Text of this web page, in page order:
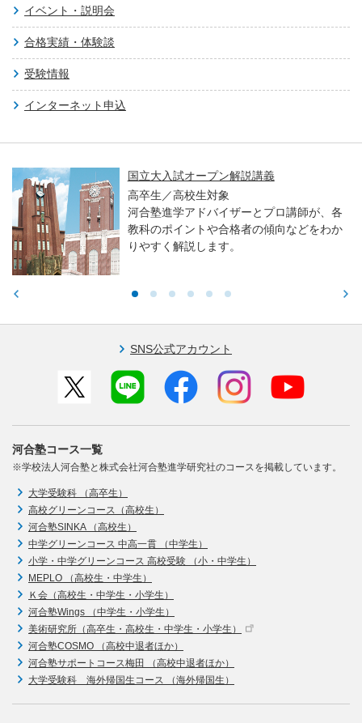
イベント・説明会
合格実績・体験談
受験情報
インターネット申込
国立大入試オープン解説講義
高卒生／高校生対象
河合塾進学アドバイザーとプロ講師が、各
教科のポイントや合格者の傾向などをわか
りやすく解説します。
SNS公式アカウント
河合塾コース一覧
※学校法人河合塾と株式会社河合塾進学研究社のコースを掲載しています。
大学受験科 （高卒生）
高校グリーンコース（高校生）
河合塾SINKA （高校生）
中学グリーンコース 中高一貫 （中学生）
小学・中学グリーンコース 高校受験 （小・中学生）
MEPLO （高校生・中学生）
Ｋ会（高校生・中学生・小学生）
河合塾Wings （中学生・小学生）
美術研究所（高卒生・高校生・中学生・小学生）
河合塾COSMO （高校中退者ほか）
河合塾サポートコース梅田 （高校中退者ほか）
大学受験科 海外帰国生コース （海外帰国生）